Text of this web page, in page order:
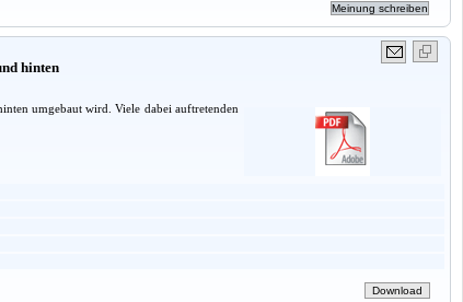
hinten
umgebaut wird. Viele dabei auftretenden